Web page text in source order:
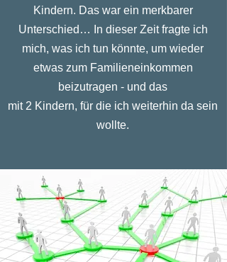
Kindern. Das war ein merkbarer
Unterschied… In dieser Zeit fragte ich
mich, was ich tun könnte, um wieder
etwas zum Familieneinkommen
beizutragen - und das
mit 2 Kindern, für die ich weiterhin da sein
wollte.